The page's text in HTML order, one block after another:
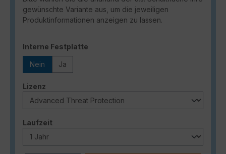
gewünschte Variante aus, um die jeweiligen
Produktinformationen anzeigen zu lassen.
Interne Festplatte
Nein Ja
Lizenz
Laufzeitauswählen